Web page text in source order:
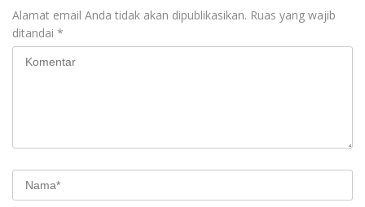
Alamat email Anda tidak akan dipublikasikan. Ruas yang wajib
ditandai *